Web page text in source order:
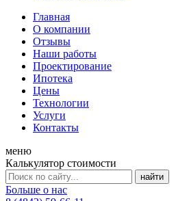
Главная
О компании
Отзывы
Наши работы
Проектирование
Ипотека
Цены
Технологии
Услуги
Контакты
меню
Калькулятор стоимости
Больше о нас